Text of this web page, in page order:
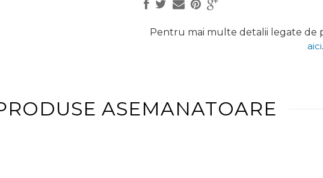
Pentru mai multe detalii legate de
aici.
ASEMANATOARE